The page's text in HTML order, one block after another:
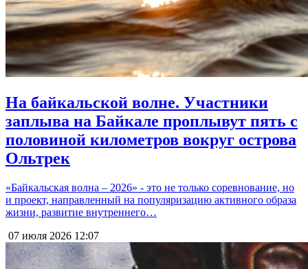
На байкальской волне. Участники
заплыва на Байкале проплывут пять с
половиной километров вокруг острова
Ольтрек
«Байкальская волна – 2026» - это не только соревнование, но
и проект, направленный на популяризацию активного образа
жизни, развитие внутреннего…
07 июля 2026 12:07